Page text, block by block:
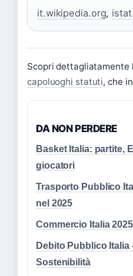
it.wikipedia.org,
Scopri
capoluoghi statuti, che
DA NON PERDERE
Basket Italia: partite,
giocatori
Trasporto Pubblico
nel 2025
Commercio Italia
Debito Pubblico Italia
Sostenibilità